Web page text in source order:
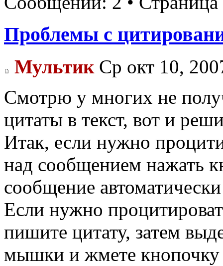
Проблемы с
МультикСр окт 10,
Смотрю у многих не
цитаты в текст, вот и
Итак, если нужно
над сообщением нажать
сообщение
Если нужно
пишите цитату, затем
мышки и жмете кнопочку